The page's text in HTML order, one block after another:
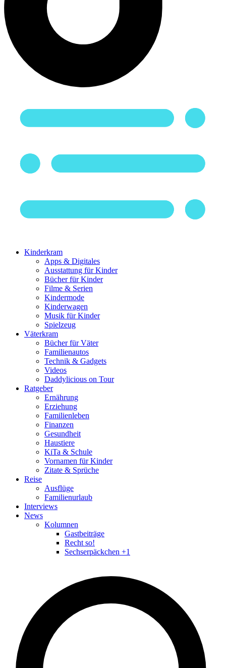
Kinderkram
Apps & Digitales
Ausstattung für Kinder
Bücher für Kinder
Filme & Serien
Kindermode
Kinderwagen
Musik für Kinder
Spielzeug
Väterkram
Bücher für Väter
Familienautos
Technik & Gadgets
Videos
Daddylicious on Tour
Ratgeber
Ernährung
Erziehung
Familienleben
Finanzen
Gesundheit
Haustiere
KiTa & Schule
Vornamen für Kinder
Zitate & Sprüche
Reise
Ausflüge
Familienurlaub
Interviews
News
Kolumnen
Gastbeiträge
Recht so!
Sechserpäckchen +1